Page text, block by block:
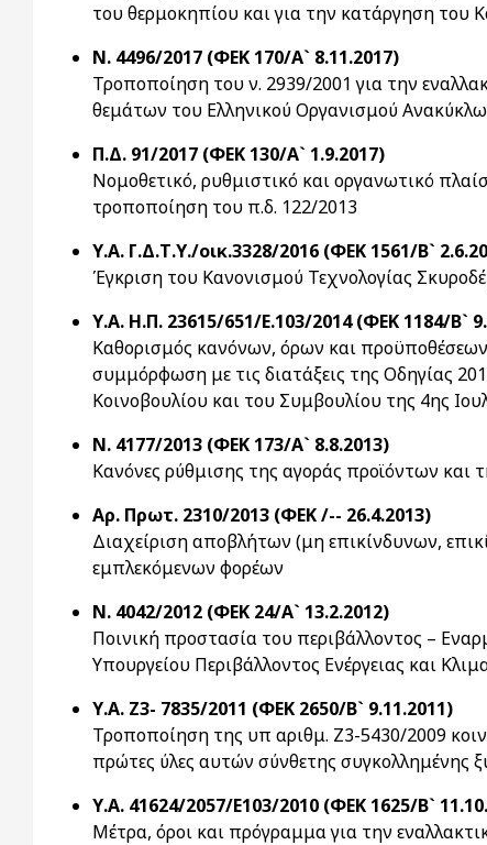
του θερμοκηπίου και για την κατάργηση του
Ν. 4496/2017 (ΦΕΚ 170/Α` 8.11.2017)
Τροποποίηση του ν. 2939/2001 για την
θεμάτων του Ελληνικού Οργανισμού
Π.Δ. 91/2017 (ΦΕΚ 130/Α` 1.9.2017)
Νομοθετικό, ρυθμιστικό και οργανωτικό
τροποποίηση του π.δ. 122/2013
Υ.Α. Γ.Δ.Τ.Υ./οικ.3328/2016 (ΦΕΚ 1561/Β`
Έγκριση του Κανονισμού Τεχνολογίας
Υ.Α. Η.Π. 23615/651/Ε.103/2014 (ΦΕΚ 1184/Β`
Καθορισμός κανόνων, όρων και προϋποθέσεων
συμμόρφωση με τις διατάξεις της Οδηγίας
Κοινοβουλίου και του Συμβουλίου της 4ης
Ν. 4177/2013 (ΦΕΚ 173/Α` 8.8.2013)
Κανόνες ρύθμισης της αγοράς προϊόντων και
Αρ. Πρωτ. 2310/2013 (ΦΕΚ /-- 26.4.2013)
Διαχείριση αποβλήτων (μη επικίνδυνων,
εμπλεκόμενων φορέων
Ν. 4042/2012 (ΦΕΚ 24/Α` 13.2.2012)
Ποινική προστασία του περιβάλλοντος –
Υπουργείου Περιβάλλοντος Ενέργειας και
Υ.Α. Ζ3- 7835/2011 (ΦΕΚ 2650/Β` 9.11.2011)
Τροποποίηση της υπ αριθμ. Ζ3-5430/2009
πρώτες ύλες αυτών σύνθετης συγκολλημένης
Υ.Α. 41624/2057/Ε103/2010 (ΦΕΚ 1625/Β`
Μέτρα, όροι και πρόγραμμα για την